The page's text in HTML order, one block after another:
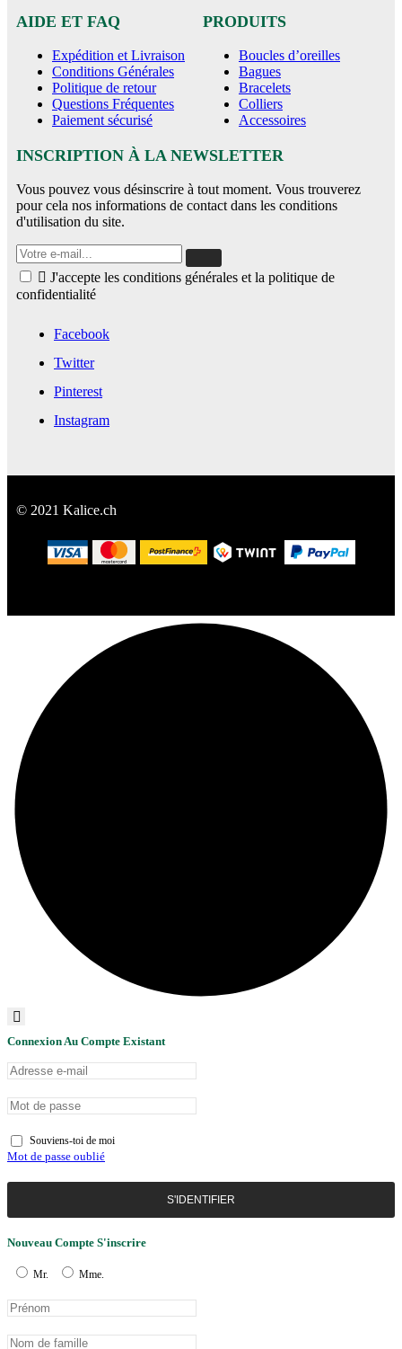
AIDE ET FAQ
Expédition et Livraison
Conditions Générales
Politique de retour
Questions Fréquentes
Paiement sécurisé
PRODUITS
Boucles d’oreilles
Bagues
Bracelets
Colliers
Accessoires
INSCRIPTION À LA NEWSLETTER
Vous pouvez vous désinscrire à tout moment. Vous trouverez
pour cela nos informations de contact dans les conditions
d'utilisation du site.
 J'accepte les conditions générales et la politique de
confidentialité
Facebook
Twitter
Pinterest
Instagram
© 2021 Kalice.ch
Connexion Au Compte Existant
Souviens-toi de moi
Mot de passe oublié
S'IDENTIFIER
Nouveau Compte S'inscrire
Mr. Mme.